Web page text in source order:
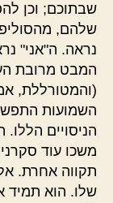
שבתוכם; וכן
שלהם,
נראה. ה"אני"
המבט מרובת
(והמטורללת,
השמועות
הניסויים הללו.
משכו עוד
תקווה אחרת.
שלו. הוא תמיד